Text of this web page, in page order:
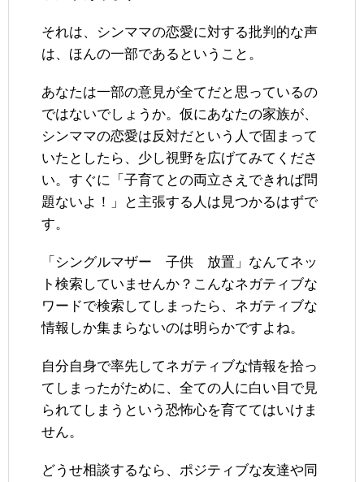
それは、シンママの恋愛に対する批判的な声
は、ほんの一部であるということ。
あなたは一部の意見が全てだと思っているの
ではないでしょうか。仮にあなたの家族が、
シンママの恋愛は反対だという人で固まって
いたとしたら、少し視野を広げてみてくださ
い。すぐに「子育てとの両立さえできれば問
題ないよ！」と主張する人は見つかるはずで
す。
「シングルマザー 子供 放置」なんてネッ
ト検索していませんか？こんなネガティブな
ワードで検索してしまったら、ネガティブな
情報しか集まらないのは明らかですよね。
自分自身で率先してネガティブな情報を拾っ
てしまったがために、全ての人に白い目で見
られてしまうという恐怖心を育ててはいけま
せん。
どうせ相談するなら、ポジティブな友達や同